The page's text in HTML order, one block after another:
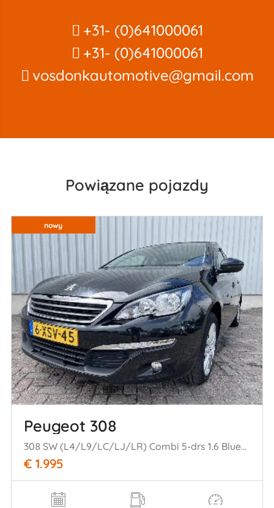
+31- (0)641000061
+31- (0)641000061
vosdonkautomotive@gmail.com
Powiązane pojazdy
nowy
Peugeot 308
308 SW (L4/L9/LC/LJ/LR) Combi 5-drs 1.6 BlueHDi 120 (DV6FC(BHZ)) [88kW= ] (03-2014/12-2021)
€ 1.995